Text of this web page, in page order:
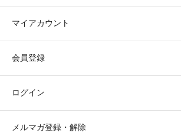
マイアカウント
会員登録
ログイン
メルマガ登録・解除